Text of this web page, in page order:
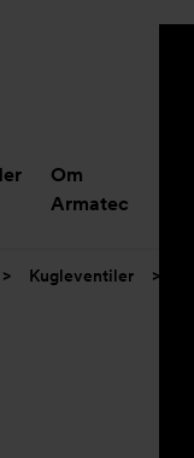
Om
Armatec
> Kugleventiler >